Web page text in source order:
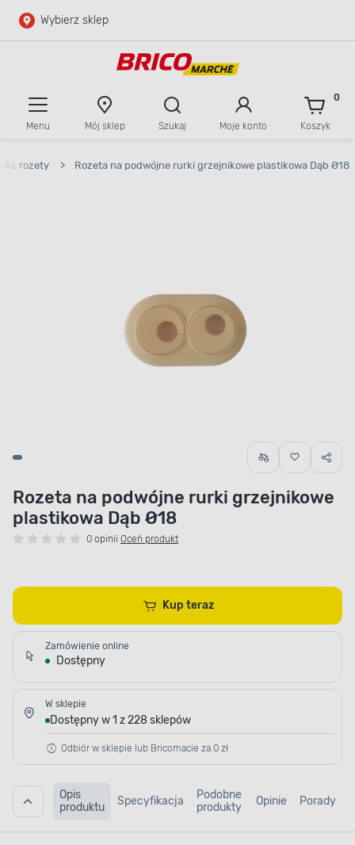
Przejdź do głównej zawartości
Wybierz sklep
Menu Mój sklep Szukaj Moje konto Koszyk
0
rozety > Rozeta na podwójne rurki grzejnikowe plastikowa Dąb Ø18
Rozeta na podwójne rurki grzejnikowe
plastikowa Dąb Ø18
0 opinii Oceń produkt
Kup teraz
Zamówienie online
Dostępny
W sklepie
Dostępny w 1 z 228 sklepów
Odbiór w sklepie lub Bricomacie za 0 zł
Opis
produktu
Specyfikacja
Podobne
produkty
Opinie Porady